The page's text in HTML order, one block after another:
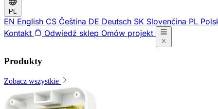
PL
EN English CS Čeština DE Deutsch SK Slovenčina PL
Kontakt
Odwiedź sklep Omów projekt
Produkty
Zobacz wszystkie